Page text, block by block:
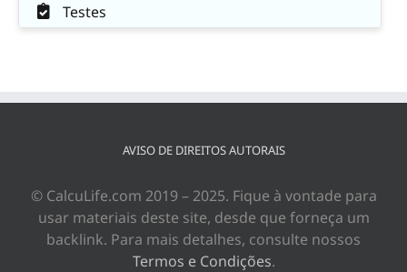
Testes
AVISO DE DIREITOS AUTORAIS
© CalcuLife.com 2019 – 2025. Fique à vontade para
usar materiais deste site, desde que forneça um
backlink. Para mais detalhes, consulte nossos
Termos e Condições.